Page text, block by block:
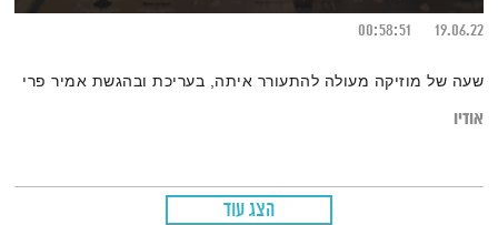
19.06.22
00:58:51
שעה של מוזיקה מעולה להתעורר איתה, בעריכת ובהגשת אמיר פרי
אודיו
הצג עוד